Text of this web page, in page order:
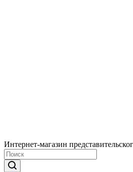
Интернет-магазин